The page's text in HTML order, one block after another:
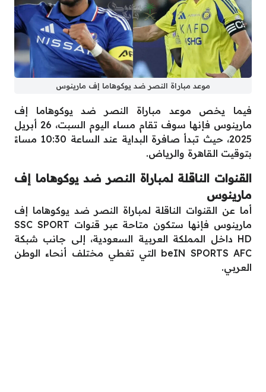
موعد مباراة النصر ضد يوكوهاما إف مارينوس
فيما يخص موعد مباراة النصر ضد يوكوهاما إف
مارينوس فإنها سوف تقام مساء اليوم السبت، 26 أبريل
2025، حيث تبدأ صافرة البداية عند الساعة 10:30 مساءً
بتوقيت القاهرة والرياض.
القنوات الناقلة لمباراة النصر ضد يوكوهاما إف
مارينوس
أما عن القنوات الناقلة لمباراة النصر ضد يوكوهاما إف
مارينوس فإنها ستكون متاحة عبر قنوات SSC SPORT
HD داخل المملكة العربية السعودية، إلى جانب شبكة
beIN SPORTS AFC التي تغطي مختلف أنحاء الوطن
العربي.